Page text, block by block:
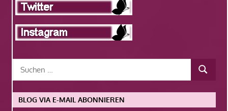
BLOG VIA E-MAIL ABONNIEREN